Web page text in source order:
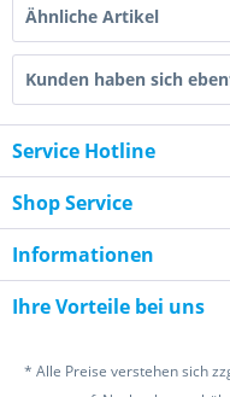
Ähnliche Artikel
Kunden haben sich
Service Hotline
Shop Service
Informationen
Ihre Vorteile bei uns
* Alle Preise verstehen sich